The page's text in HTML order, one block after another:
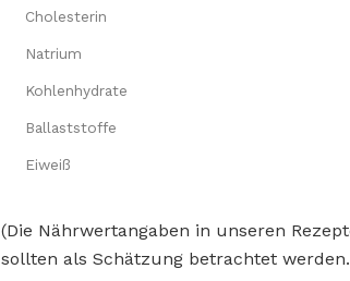
Cholesterin
Natrium
Kohlenhydrate
Ballaststoffe
Eiweiß
(Die Nährwertangaben in unseren
sollten als Schätzung betrachtet